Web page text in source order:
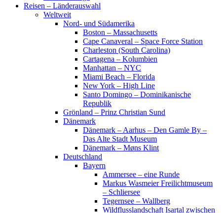
Reisen – Länderauswahl
Weltweit
Nord- und Südamerika
Boston – Massachusetts
Cape Canaveral – Space Force Station
Charleston (South Carolina)
Cartagena – Kolumbien
Manhattan – NYC
Miami Beach – Florida
New York – High Line
Santo Domingo – Dominikanische
Republik
Grönland – Prinz Christian Sund
Dänemark
Dänemark – Aarhus – Den Gamle By –
Das Alte Stadt Museum
Dänemark – Møns Klint
Deutschland
Bayern
Ammersee – eine Runde
Markus Wasmeier Freilichtmuseum
– Schliersee
Tegernsee – Wallberg
Wildflusslandschaft Isartal zwischen